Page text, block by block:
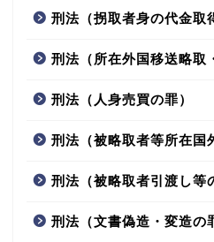
刑法（拐取者身の代金取
刑法（所在外国移送略取
刑法（人身売買の罪）
刑法（被略取者等所在国
刑法（被略取者引渡し等
刑法（文書偽造・変造の